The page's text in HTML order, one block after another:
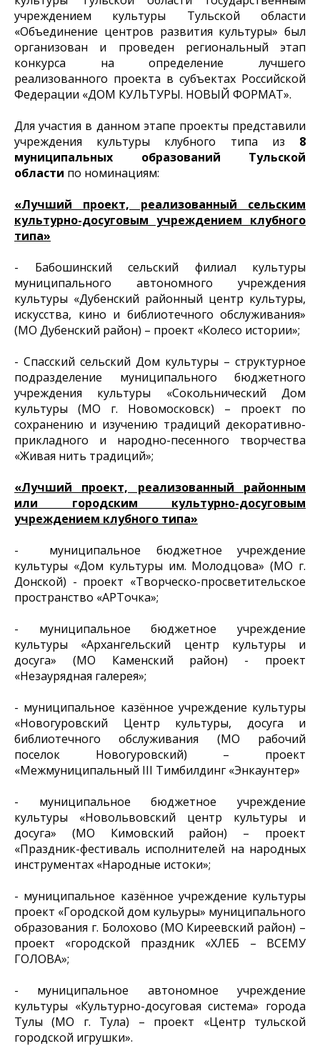
учреждением культуры Тульской области
«Объединение центров развития культуры» был
организован и проведен региональный этап
конкурса на определение лучшего
реализованного проекта в субъектах Российской
Федерации «ДОМ КУЛЬТУРЫ. НОВЫЙ ФОРМАТ».
Для участия в данном этапе проекты представили
учреждения культуры клубного типа из 8
муниципальных образований Тульской
области по номинациям:
«Лучший проект, реализованный сельским
культурно-досуговым учреждением клубного
типа»
- Бабошинский сельский филиал культуры
муниципального автономного учреждения
культуры «Дубенский районный центр культуры,
искусства, кино и библиотечного обслуживания»
(МО Дубенский район) – проект «Колесо истории»;
- Спасский сельский Дом культуры – структурное
подразделение муниципального бюджетного
учреждения культуры «Сокольнический Дом
культуры (МО г. Новомосковск) – проект по
сохранению и изучению традиций декоративно-
прикладного и народно-песенного творчества
«Живая нить традиций»;
«Лучший проект, реализованный районным
или городским культурно-досуговым
учреждением клубного типа»
- муниципальное бюджетное учреждение
культуры «Дом культуры им. Молодцова» (МО г.
Донской) - проект «Творческо-просветительское
пространство «АРТочка»;
- муниципальное бюджетное учреждение
культуры «Архангельский центр культуры и
досуга» (МО Каменский район) - проект
«Незаурядная галерея»;
- муниципальное казённое учреждение культуры
«Новогуровский Центр культуры, досуга и
библиотечного обслуживания (МО рабочий
поселок Новогуровский) – проект
«Межмуниципальный III Тимбилдинг «Энкаунтер»
- муниципальное бюджетное учреждение
культуры «Новольвовский центр культуры и
досуга» (МО Кимовский район) – проект
«Праздник-фестиваль исполнителей на народных
инструментах «Народные истоки»;
- муниципальное казённое учреждение культуры
проект «Городской дом кульуры» муниципального
образования г. Болохово (МО Киреевский район) –
проект «городской праздник «ХЛЕБ – ВСЕМУ
ГОЛОВА»;
- муниципальное автономное учреждение
культуры «Культурно-досуговая система» города
Тулы (МО г. Тула) – проект «Центр тульской
городской игрушки».